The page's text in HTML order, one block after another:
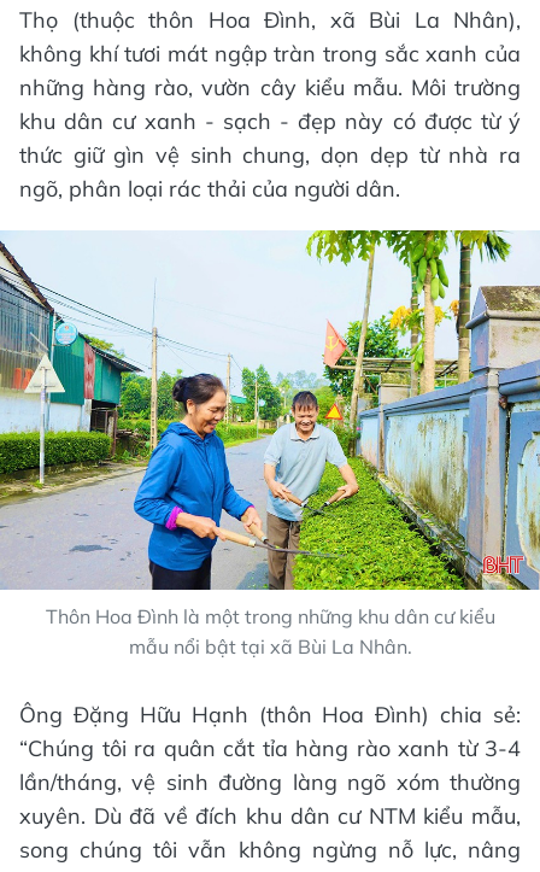
Thọ (thuộc thôn Hoa Đình, xã Bùi La Nhân),
không khí tươi mát ngập tràn trong sắc xanh của
những hàng rào, vườn cây kiểu mẫu. Môi trường
khu dân cư xanh - sạch - đẹp này có được từ ý
thức giữ gìn vệ sinh chung, dọn dẹp từ nhà ra
ngõ, phân loại rác thải của người dân.
Thôn Hoa Đình là một trong những khu dân cư kiểu
mẫu nổi bật tại xã Bùi La Nhân.
Ông Đặng Hữu Hạnh (thôn Hoa Đình) chia sẻ:
“Chúng tôi ra quân cắt tỉa hàng rào xanh từ 3-4
lần/tháng, vệ sinh đường làng ngõ xóm thường
xuyên. Dù đã về đích khu dân cư NTM kiểu mẫu,
song chúng tôi vẫn không ngừng nỗ lực, nâng